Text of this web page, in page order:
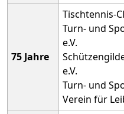
75 Jahre
Tischtennis-
Turn- und
e.V.
e.V.
Turn- und
Verein für